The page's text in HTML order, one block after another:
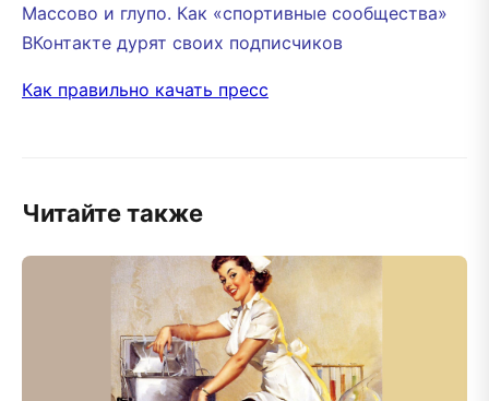
Массово и глупо. Как «спортивные сообщества»
ВКонтакте дурят своих подписчиков
Как правильно качать пресс
Читайте также